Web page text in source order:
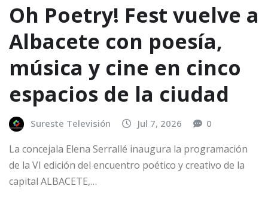
Oh Poetry! Fest vuelve a
Albacete con poesía,
música y cine en cinco
espacios de la ciudad
Sureste Televisión Jul 7, 2026 0
La concejala Elena Serrallé inaugura la programación
de la VI edición del encuentro poético y creativo de la
capital ALBACETE,…